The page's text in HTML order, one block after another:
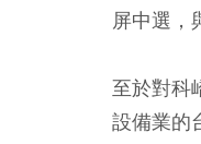
屏中選，
至於對科
設備業的